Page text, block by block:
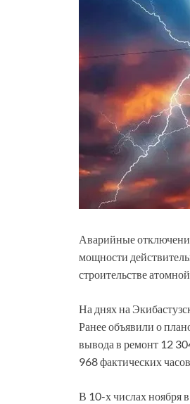
Аварийные
мощности
строительстве
На днях на
Ранее объявили о
вывода в ремонт 12
968 фактических
В 10-х числах ноября